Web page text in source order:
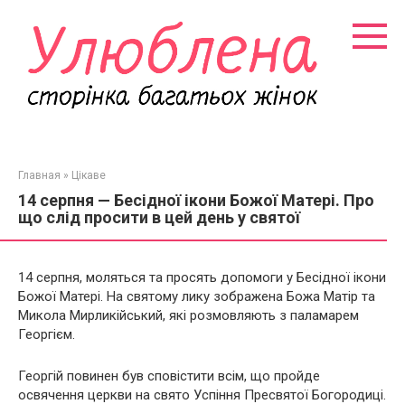
контенту
Главная » Цікаве
14 серпня — Бесідної ікони Божої Матері. Про
що слід просити в цей день у святої
14 серпня, моляться та просять допомоги у Бесідної ікони
Божої Матері. На святому лику зображена Божа Матір та
Микола Мирликійський, які розмовляють з паламарем
Георгієм.
Георгій повинен був сповістити всім, що пройде
освячення церкви на свято Успіння Пресвятої Богородиці.